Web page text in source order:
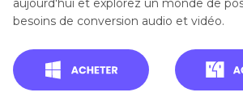
aujourd'hui et explorez un monde de
besoins de conversion audio et vidéo.